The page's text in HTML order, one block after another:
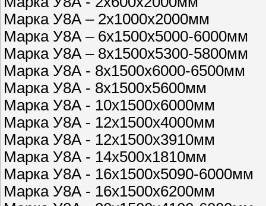
Марка У8А – 2х1000х2000мм
Марка У8А – 6х1500х5000-6000мм
Марка У8А – 8х1500х5300-5800мм
Марка У8А - 8х1500х6000-6500мм
Марка У8А - 8х1500х5600мм
Марка У8А - 10х1500х6000мм
Марка У8А - 12х1500х4000мм
Марка У8А - 12х1500х3910мм
Марка У8А - 14х500х1810мм
Марка У8А - 16х1500х5090-6000мм
Марка У8А - 16х1500х6200мм